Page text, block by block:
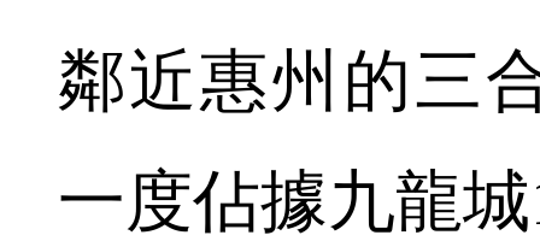
鄰近惠州的三
一度佔據九龍